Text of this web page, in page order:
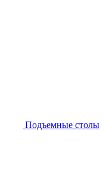
Подъемные столы